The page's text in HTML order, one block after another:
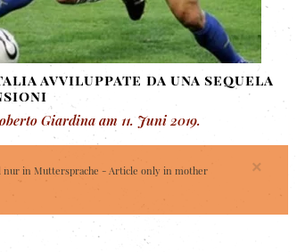
avviluppate da una sequela
Giardina am 11. Juni 2019.
×
in Muttersprache - Article only in mother